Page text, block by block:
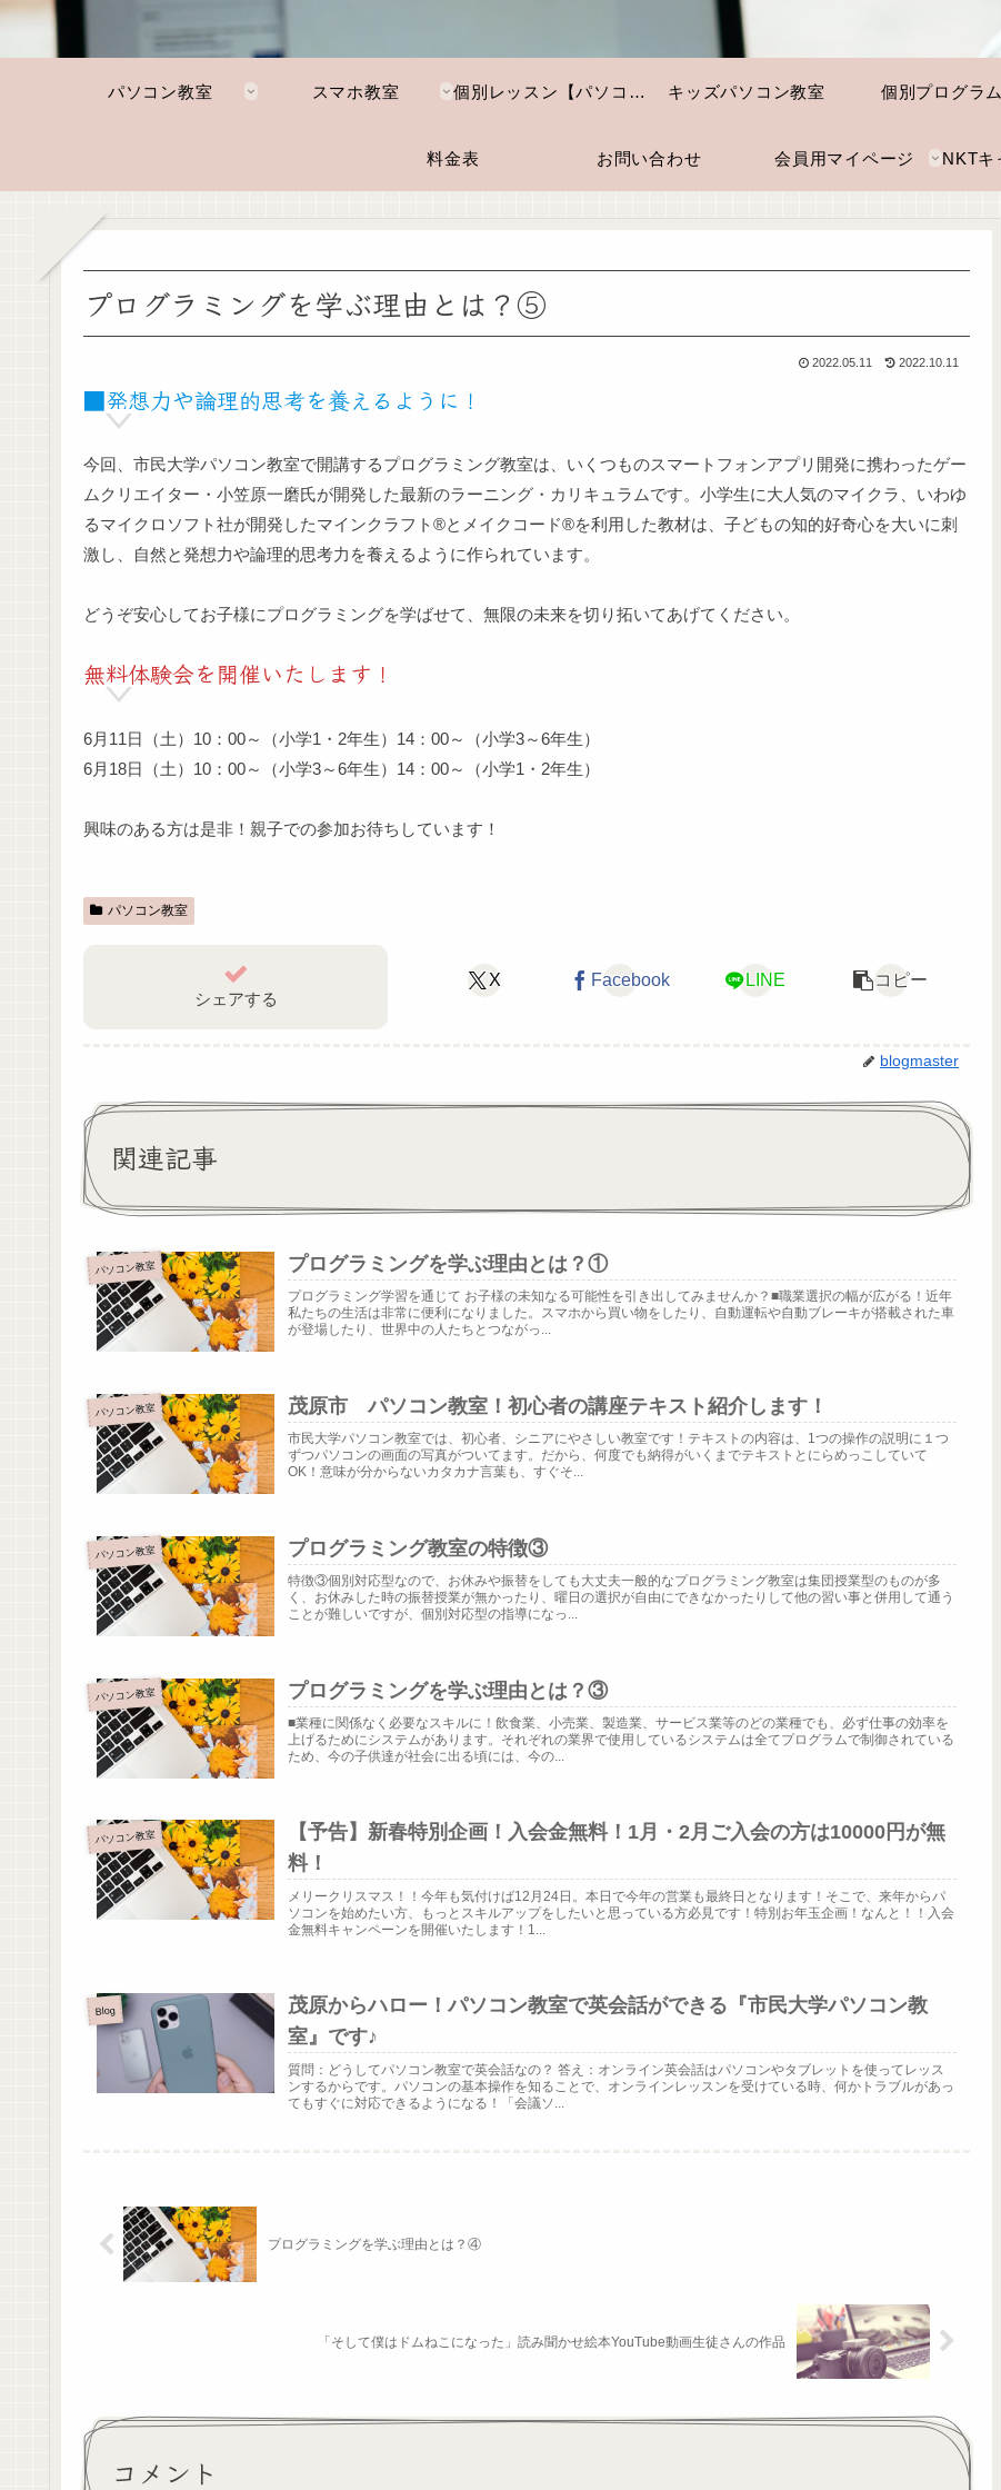
パソコン教室 スマホ教室 個別レッスン【パソコン・スマホ】 キッズパソコン教室 個別プログラム
料金表 お問い合わせ 会員用マイページ
プログラミングを学ぶ理由とは？⑤
2022.05.11 2022.10.11
■発想力や論理的思考を養えるように！
今回、市民大学パソコン教室で開講するプログラミング教室は、いくつものスマートフォンアプリ開発に携わったゲー
ムクリエイター・小笠原一磨氏が開発した最新のラーニング・カリキュラムです。小学生に大人気のマイクラ、いわゆ
るマイクロソフト社が開発したマインクラフト®とメイクコード®を利用した教材は、子どもの知的好奇心を大いに刺
激し、自然と発想力や論理的思考力を養えるように作られています。
どうぞ安心してお子様にプログラミングを学ばせて、無限の未来を切り拓いてあげてください。
無料体験会を開催いたします！
6月11日（土）10：00～（小学1・2年生）14：00～（小学3～6年生）
6月18日（土）10：00～（小学3～6年生）14：00～（小学1・2年生）
興味のある方は是非！親子での参加お待ちしています！
パソコン教室
シェアする
X Facebook LINE コピー
blogmaster
関連記事
パソコン教室 プログラミングを学ぶ理由とは？①
プログラミング学習を通じて お子様の未知なる可能性を引き出してみませんか？■職業選択の幅が広がる！近年
私たちの生活は非常に便利になりました。スマホから買い物をしたり、自動運転や自動ブレーキが搭載された車
が登場したり、世界中の人たちとつながっ...
パソコン教室 茂原市 パソコン教室！初心者の講座テキスト紹介します！
市民大学パソコン教室では、初心者、シニアにやさしい教室です！テキストの内容は、1つの操作の説明に１つ
ずつパソコンの画面の写真がついてます。だから、何度でも納得がいくまでテキストとにらめっこしていて
OK！意味が分からないカタカナ言葉も、すぐそ...
パソコン教室 プログラミング教室の特徴③
特徴③個別対応型なので、お休みや振替をしても大丈夫一般的なプログラミング教室は集団授業型のものが多
く、お休みした時の振替授業が無かったり、曜日の選択が自由にできなかったりして他の習い事と併用して通う
ことが難しいですが、個別対応型の指導になっ...
パソコン教室 プログラミングを学ぶ理由とは？③
■業種に関係なく必要なスキルに！飲食業、小売業、製造業、サービス業等のどの業種でも、必ず仕事の効率を
上げるためにシステムがあります。それぞれの業界で使用しているシステムは全てプログラムで制御されている
ため、今の子供達が社会に出る頃には、今の...
パソコン教室
【予告】新春特別企画！入会金無料！1月・2月ご入会の方は10000円が無
料！
メリークリスマス！！今年も気付けば12月24日。本日で今年の営業も最終日となります！そこで、来年からパ
ソコンを始めたい方、もっとスキルアップをしたいと思っている方必見です！特別お年玉企画！なんと！！入会
金無料キャンペーンを開催いたします！1...
Blog
茂原からハロー！パソコン教室で英会話ができる『市民大学パソコン教
室』です♪
質問：どうしてパソコン教室で英会話なの？ 答え：オンライン英会話はパソコンやタブレットを使ってレッス
ンするからです。パソコンの基本操作を知ることで、オンラインレッスンを受けている時、何かトラブルがあっ
てもすぐに対応できるようになる！「会議ソ...
プログラミングを学ぶ理由とは？④
「そして僕はドムねこになった」読み聞かせ絵本YouTube動画生徒さんの作品
コメント